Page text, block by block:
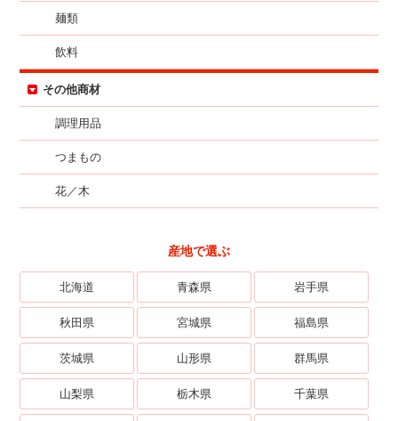
麺類
飲料
その他商材
調理用品
つまもの
花／木
産地で選ぶ
北海道 青森県 岩手県
秋田県 宮城県 福島県
茨城県 山形県 群馬県
山梨県 栃木県 千葉県